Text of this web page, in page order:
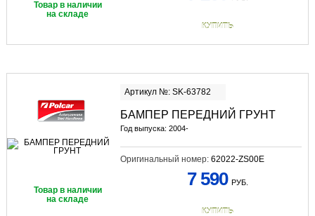
Товар в наличии
на складе
КУПИТЬ
Артикул №: SK-63782
БАМПЕР ПЕРЕДНИЙ ГРУНТ
Год выпуска: 2004-
Оригинальный номер: 62022-ZS00E
Товар в наличии
на складе
7 590 РУБ.
КУПИТЬ